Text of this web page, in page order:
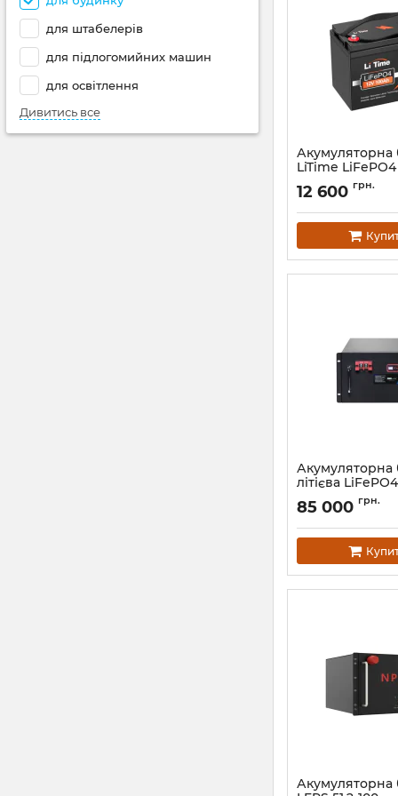
для штабелерів
для підлогомийних машин
для освітлення
Дивитись все
Акумуляторна
LiTime LiFePO4
BMS 100A
Артикул: litime-12-
12 600 грн.
Акумуляторна
літієва
Артикул: 11562
85 000 грн.
Акумуляторна